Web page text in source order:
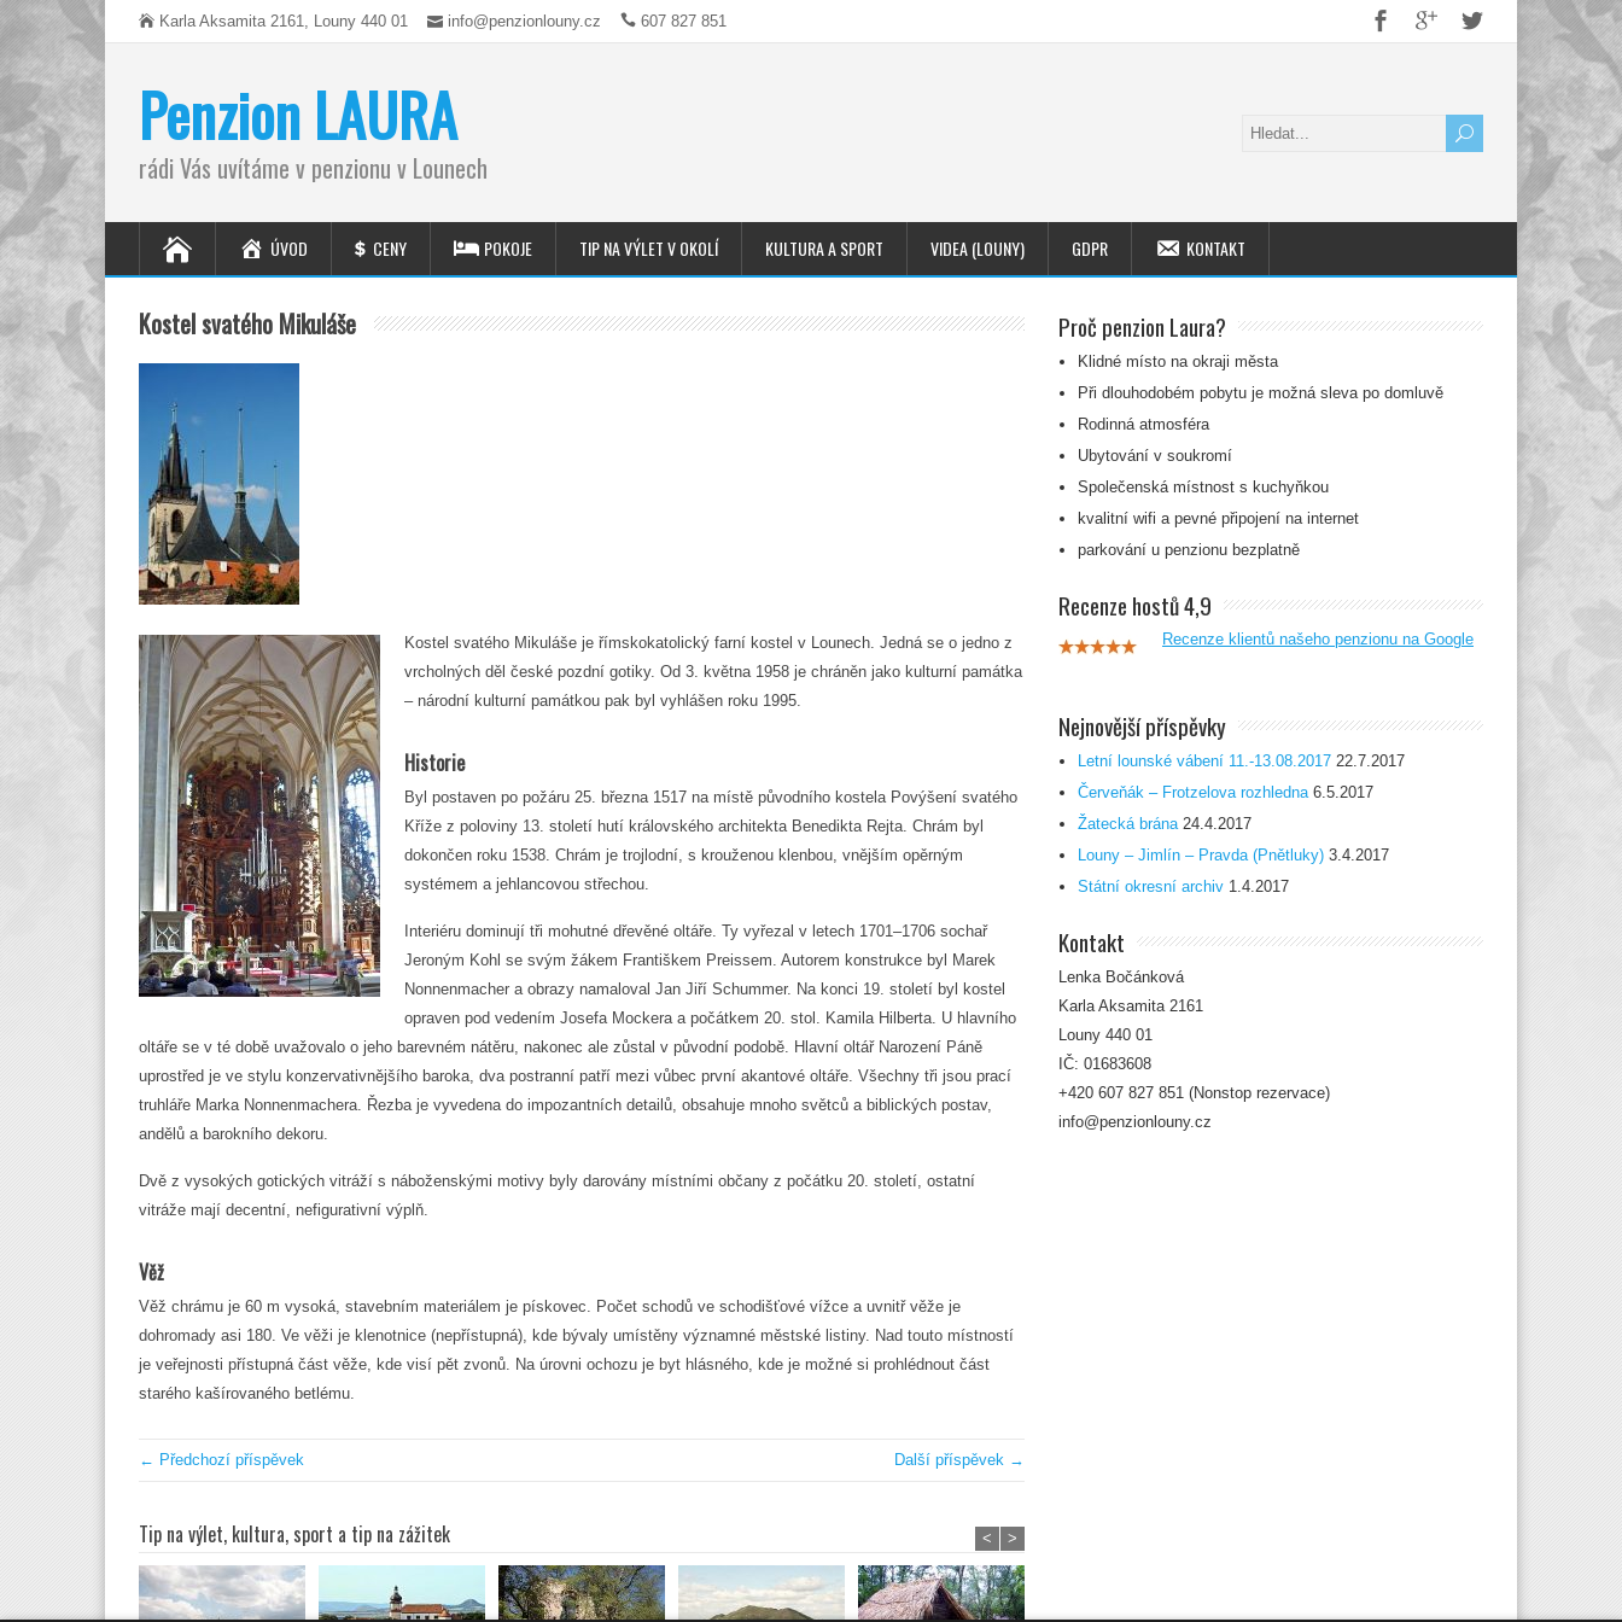
Karla Aksamita 2161, Louny 440 01 info@penzionlouny.cz 607 827 851
Penzion LAURA
rádi Vás uvítáme v penzionu v Lounech
ÚVOD CENY POKOJE TIP NA VÝLET V OKOLÍ KULTURA A SPORT VIDEA (LOUNY) GDPR KONTAKT
Kostel svatého Mikuláše
Kostel svatého Mikuláše je římskokatolický farní kostel v Lounech. Jedná se o jedno z
vrcholných děl české pozdní gotiky. Od 3. května 1958 je chráněn jako kulturní památka
– národní kulturní památkou pak byl vyhlášen roku 1995.
Historie
Byl postaven po požáru 25. března 1517 na místě původního kostela Povýšení svatého
Kříže z poloviny 13. století hutí královského architekta Benedikta Rejta. Chrám byl
dokončen roku 1538. Chrám je trojlodní, s krouženou klenbou, vnějším opěrným
systémem a jehlancovou střechou.
Interiéru dominují tři mohutné dřevěné oltáře. Ty vyřezal v letech 1701–1706 sochař
Jeroným Kohl se svým žákem Františkem Preissem. Autorem konstrukce byl Marek
Nonnenmacher a obrazy namaloval Jan Jiří Schummer. Na konci 19. století byl kostel
opraven pod vedením Josefa Mockera a počátkem 20. stol. Kamila Hilberta. U hlavního
oltáře se v té době uvažovalo o jeho barevném nátěru, nakonec ale zůstal v původní podobě. Hlavní oltář Narození Páně
uprostřed je ve stylu konzervativnějšího baroka, dva postranní patří mezi vůbec první akantové oltáře. Všechny tři jsou prací
truhláře Marka Nonnenmachera. Řezba je vyvedena do impozantních detailů, obsahuje mnoho světců a biblických postav,
andělů a barokního dekoru.
Dvě z vysokých gotických vitráží s náboženskými motivy byly darovány místními občany z počátku 20. století, ostatní
vitráže mají decentní, nefigurativní výplň.
Věž
Věž chrámu je 60 m vysoká, stavebním materiálem je pískovec. Počet schodů ve schodišťové vížce a uvnitř věže je
dohromady asi 180. Ve věži je klenotnice (nepřístupná), kde bývaly umístěny významné městské listiny. Nad touto místností
je veřejnosti přístupná část věže, kde visí pět zvonů. Na úrovni ochozu je byt hlásného, kde je možné si prohlédnout část
starého kašírovaného betlému.
← Předchozí příspěvek Další příspěvek →
Tip na výlet, kultura, sport a tip na zážitek < >
Proč penzion Laura?
Klidné místo na okraji města
Při dlouhodobém pobytu je možná sleva po domluvě
Rodinná atmosféra
Ubytování v soukromí
Společenská místnost s kuchyňkou
kvalitní wifi a pevné připojení na internet
parkování u penzionu bezplatně
Recenze hostů 4,9
Recenze klientů našeho penzionu na Google
Nejnovější příspěvky
Letní lounské vábení 11.-13.08.2017 22.7.2017
Červeňák – Frotzelova rozhledna 6.5.2017
Žatecká brána 24.4.2017
Louny – Jimlín – Pravda (Pnětluky) 3.4.2017
Státní okresní archiv 1.4.2017
Kontakt
Lenka Bočánková
Karla Aksamita 2161
Louny 440 01
IČ: 01683608
+420 607 827 851 (Nonstop rezervace)
info@penzionlouny.cz